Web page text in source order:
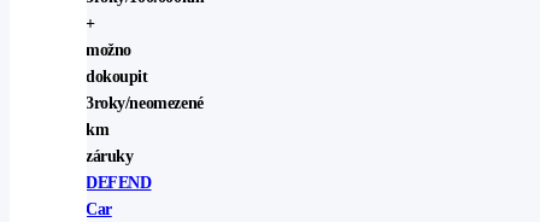
+
možno
dokoupit
3roky/neomezené
km
záruky
DEFEND
Car